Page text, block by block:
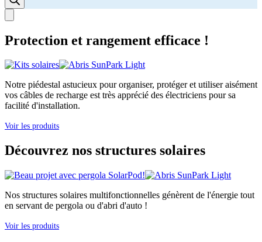
Protection et rangement efficace !
Notre piédestal astucieux pour organiser, protéger et utiliser aisément
vos câbles de recharge est très apprécié des électriciens pour sa
facilité d'installation.
Voir les produits
Découvrez nos structures solaires
Nos structures solaires multifonctionnelles génèrent de l'énergie tout
en servant de pergola ou d'abri d'auto !
Voir les produits